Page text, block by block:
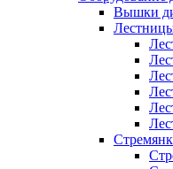
Вышки